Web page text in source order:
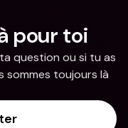
pour toi
question ou si tu as
sommes toujours là